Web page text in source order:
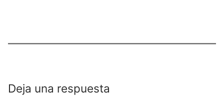
Deja una respuesta